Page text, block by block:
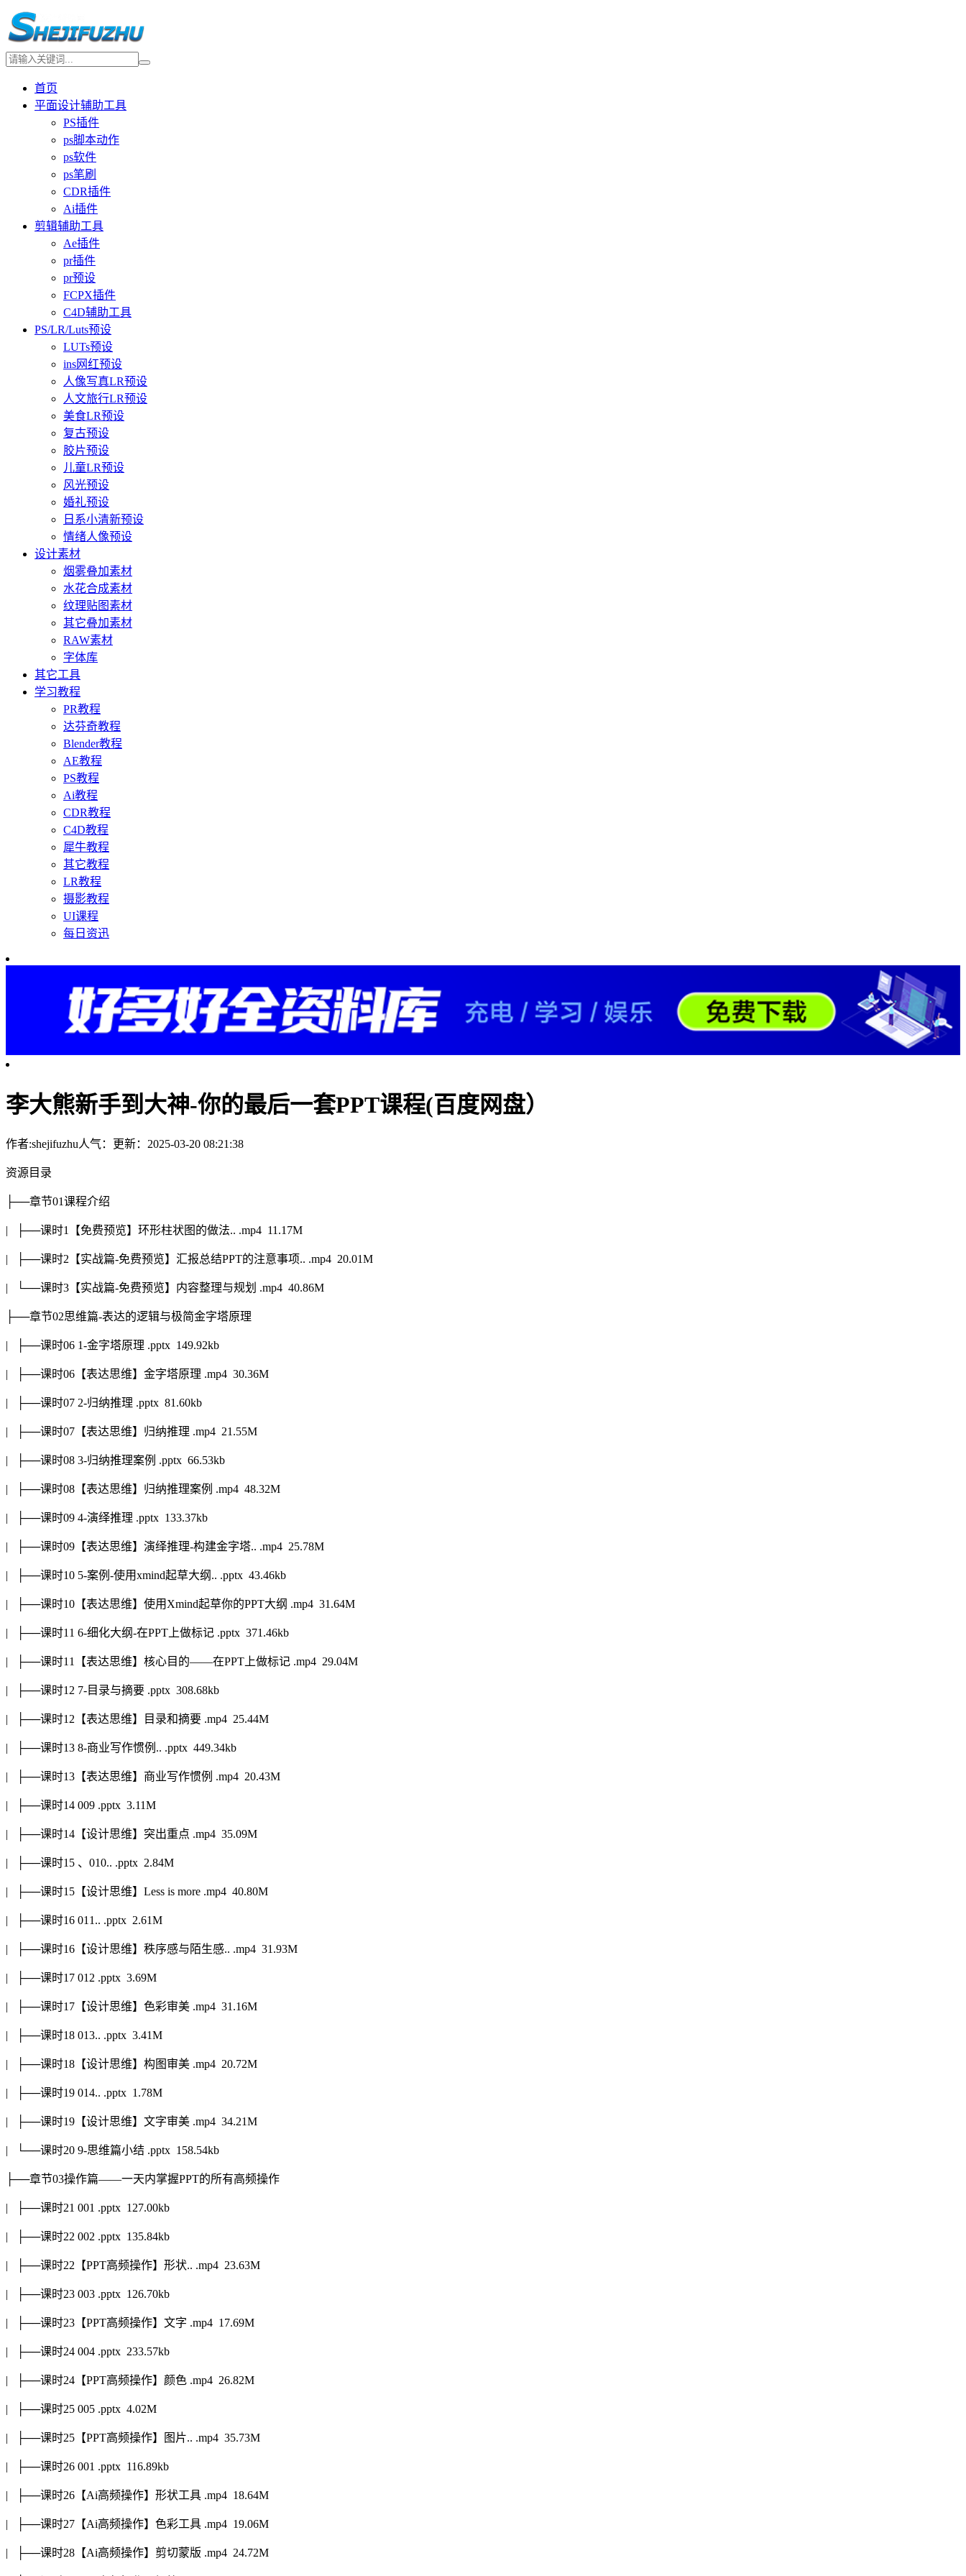
首页
平面设计辅助工具
PS插件
ps脚本动作
ps软件
ps笔刷
CDR插件
Ai插件
剪辑辅助工具
Ae插件
pr插件
pr预设
FCPX插件
C4D辅助工具
PS/LR/Luts预设
LUTs预设
ins网红预设
人像写真LR预设
人文旅行LR预设
美食LR预设
复古预设
胶片预设
儿童LR预设
风光预设
婚礼预设
日系小清新预设
情绪人像预设
设计素材
烟雾叠加素材
水花合成素材
纹理贴图素材
其它叠加素材
RAW素材
字体库
其它工具
学习教程
PR教程
达芬奇教程
Blender教程
AE教程
PS教程
Ai教程
CDR教程
C4D教程
犀牛教程
其它教程
LR教程
摄影教程
UI课程
每日资迅
李大熊新手到大神-你的最后一套PPT课程(百度网盘）
作者:shejifuzhu人气： 更新：2025-03-20 08:21:38
资源目录
├──章节01课程介绍
| ├──课时1【免费预览】环形柱状图的做法.. .mp4 11.17M
| ├──课时2【实战篇-免费预览】汇报总结PPT的注意事项.. .mp4 20.01M
| └──课时3【实战篇-免费预览】内容整理与规划 .mp4 40.86M
├──章节02思维篇-表达的逻辑与极简金字塔原理
| ├──课时06 1-金字塔原理 .pptx 149.92kb
| ├──课时06【表达思维】金字塔原理 .mp4 30.36M
| ├──课时07 2-归纳推理 .pptx 81.60kb
| ├──课时07【表达思维】归纳推理 .mp4 21.55M
| ├──课时08 3-归纳推理案例 .pptx 66.53kb
| ├──课时08【表达思维】归纳推理案例 .mp4 48.32M
| ├──课时09 4-演绎推理 .pptx 133.37kb
| ├──课时09【表达思维】演绎推理-构建金字塔.. .mp4 25.78M
| ├──课时10 5-案例-使用xmind起草大纲.. .pptx 43.46kb
| ├──课时10【表达思维】使用Xmind起草你的PPT大纲 .mp4 31.64M
| ├──课时11 6-细化大纲-在PPT上做标记 .pptx 371.46kb
| ├──课时11【表达思维】核心目的——在PPT上做标记 .mp4 29.04M
| ├──课时12 7-目录与摘要 .pptx 308.68kb
| ├──课时12【表达思维】目录和摘要 .mp4 25.44M
| ├──课时13 8-商业写作惯例.. .pptx 449.34kb
| ├──课时13【表达思维】商业写作惯例 .mp4 20.43M
| ├──课时14 009 .pptx 3.11M
| ├──课时14【设计思维】突出重点 .mp4 35.09M
| ├──课时15 、010.. .pptx 2.84M
| ├──课时15【设计思维】Less is more .mp4 40.80M
| ├──课时16 011.. .pptx 2.61M
| ├──课时16【设计思维】秩序感与陌生感.. .mp4 31.93M
| ├──课时17 012 .pptx 3.69M
| ├──课时17【设计思维】色彩审美 .mp4 31.16M
| ├──课时18 013.. .pptx 3.41M
| ├──课时18【设计思维】构图审美 .mp4 20.72M
| ├──课时19 014.. .pptx 1.78M
| ├──课时19【设计思维】文字审美 .mp4 34.21M
| └──课时20 9-思维篇小结 .pptx 158.54kb
├──章节03操作篇——一天内掌握PPT的所有高频操作
| ├──课时21 001 .pptx 127.00kb
| ├──课时22 002 .pptx 135.84kb
| ├──课时22【PPT高频操作】形状.. .mp4 23.63M
| ├──课时23 003 .pptx 126.70kb
| ├──课时23【PPT高频操作】文字 .mp4 17.69M
| ├──课时24 004 .pptx 233.57kb
| ├──课时24【PPT高频操作】颜色 .mp4 26.82M
| ├──课时25 005 .pptx 4.02M
| ├──课时25【PPT高频操作】图片.. .mp4 35.73M
| ├──课时26 001 .pptx 116.89kb
| ├──课时26【Ai高频操作】形状工具 .mp4 18.64M
| ├──课时27【Ai高频操作】色彩工具 .mp4 19.06M
| ├──课时28【Ai高频操作】剪切蒙版 .mp4 24.72M